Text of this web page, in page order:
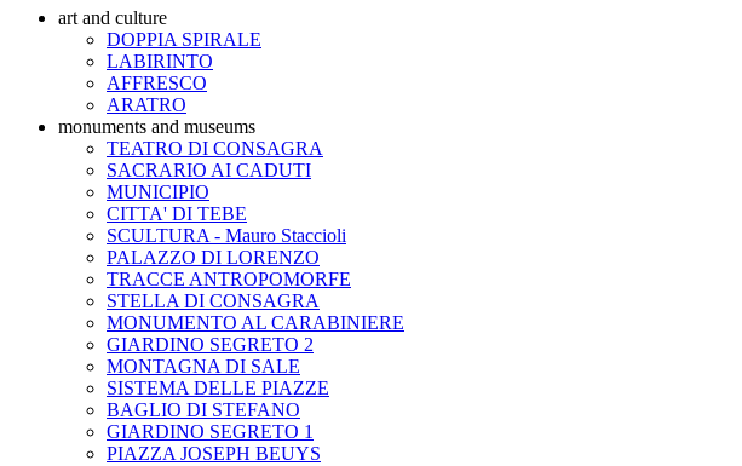
art and culture
DOPPIA SPIRALE
LABIRINTO
AFFRESCO
ARATRO
monuments and museums
TEATRO DI CONSAGRA
SACRARIO AI CADUTI
MUNICIPIO
CITTA' DI TEBE
SCULTURA - Mauro Staccioli
PALAZZO DI LORENZO
TRACCE ANTROPOMORFE
STELLA DI CONSAGRA
MONUMENTO AL CARABINIERE
GIARDINO SEGRETO 2
MONTAGNA DI SALE
SISTEMA DELLE PIAZZE
BAGLIO DI STEFANO
GIARDINO SEGRETO 1
PIAZZA JOSEPH BEUYS